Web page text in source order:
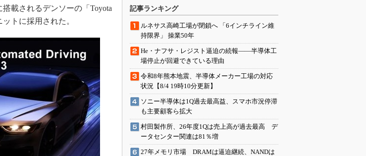
載されるデンソーの「Toyota
ットに採用された。
記事ランキング
ルネサス高崎工場が閉鎖へ 「6インチライン維
持限界」 操業50年
He・ナフサ・レジスト逼迫の続報――半導体工
場停止が回避できている理由
令和8年熊本地震、半導体メーカー工場の対応
状況【8/4 19時10分更新】
ソニー半導体は1Q過去最高益、スマホ市況停滞
も主要顧客ら拡大
村田製作所、26年度1Qは売上高が過去最高 デ
ータセンター関連は81％増
27年メモリ市場 DRAMは逼迫継続、NANDは